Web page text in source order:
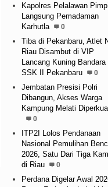
Kapolres Pelalawan
Langsung Pemadaman
Karhutla
0
Tiba di Pekanbaru, Atlet
Riau Disambut di VIP
Lancang Kuning Bandara
SSK II Pekanbaru
0
Jembatan Presisi Polri
Dibangun, Akses Warga
Kampung Melati
0
ITP2I Lolos Pendanaan
Nasional Pemulihan
2026, Satu Dari Tiga
di Riau
0
Perdana Digelar Awal